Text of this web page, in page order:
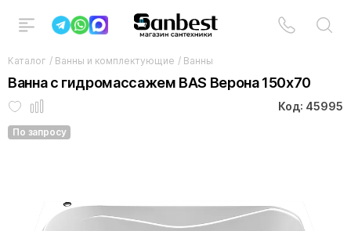
Каталог / Ванны и комплектующие / Ванны
Ванна с гидромассажем BAS Верона 150x70
Код: 45995
По запросу